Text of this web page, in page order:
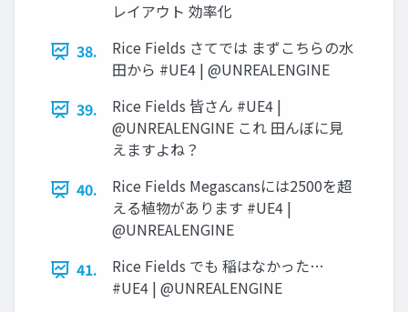
レイアウト 効率化
38.
Rice Fields さてでは まずこちらの水
田から #UE4 | @UNREALENGINE
39.
Rice Fields 皆さん #UE4 |
@UNREALENGINE これ 田んぼに見
えますよね？
40.
Rice Fields Megascansには2500を超
える植物があります #UE4 |
@UNREALENGINE
41.
Rice Fields でも 稲はなかった…
#UE4 | @UNREALENGINE